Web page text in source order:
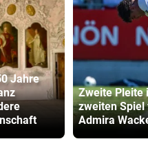
Jahre
Zweite Pleite
zweiten Spiel
Admira